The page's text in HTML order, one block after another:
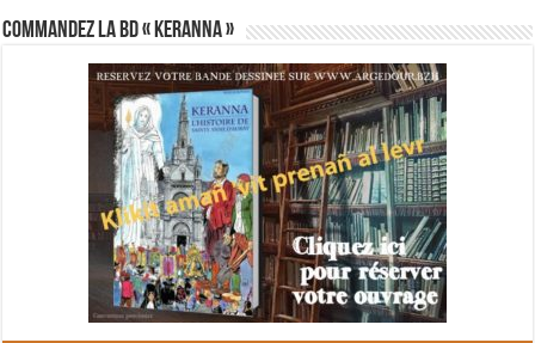
Commandez la BD « Keranna »